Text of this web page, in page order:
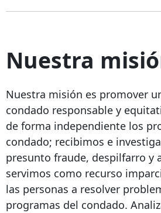
Nuestra
Nuestra misión es promover
condado responsable y
de forma independiente los
condado; recibimos e
presunto fraude, despilfarro y
servimos como recurso
las personas a resolver
programas del condado.